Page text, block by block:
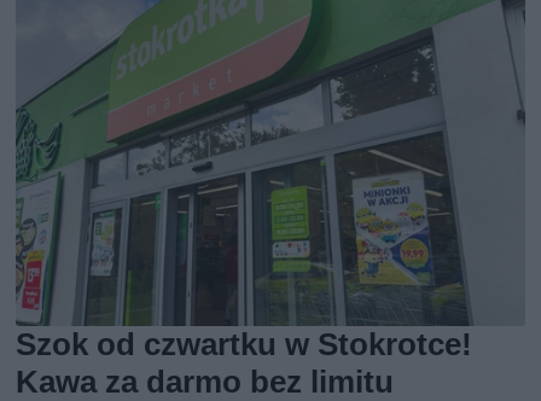
Szok od czwartku w Stokrotce!
Kawa za darmo bez limitu